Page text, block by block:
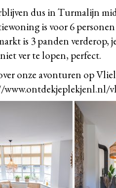
dus in Turmalijn
is voor 6
is 3 panden verderop,
ver te lopen, perfect.
onze avonturen op
www.ontdekjeplekjenl.nl/